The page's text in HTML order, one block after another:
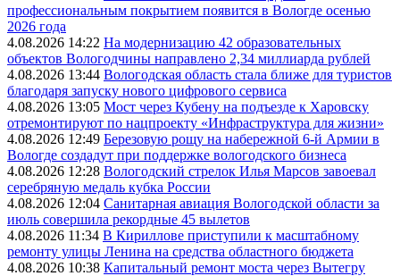
профессиональным покрытием появится в Вологде осенью
2026 года
4.08.2026 14:22 На модернизацию 42 образовательных
объектов Вологодчины направлено 2,34 миллиарда рублей
4.08.2026 13:44 Вологодская область стала ближе для туристов
благодаря запуску нового цифрового сервиса
4.08.2026 13:05 Мост через Кубену на подъезде к Харовску
отремонтируют по нацпроекту «Инфраструктура для жизни»
4.08.2026 12:49 Березовую рощу на набережной 6-й Армии в
Вологде создадут при поддержке вологодского бизнеса
4.08.2026 12:28 Вологодский стрелок Илья Марсов завоевал
серебряную медаль кубка России
4.08.2026 12:04 Санитарная авиация Вологодской области за
июль совершила рекордные 45 вылетов
4.08.2026 11:34 В Кириллове приступили к масштабному
ремонту улицы Ленина на средства областного бюджета
4.08.2026 10:38 Капитальный ремонт моста через Вытегру